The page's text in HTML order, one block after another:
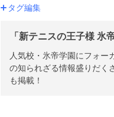
タグ編集
「新テニスの王子様
人気校・氷帝学園にフォ
の知られざる情報盛りだく
も掲載！